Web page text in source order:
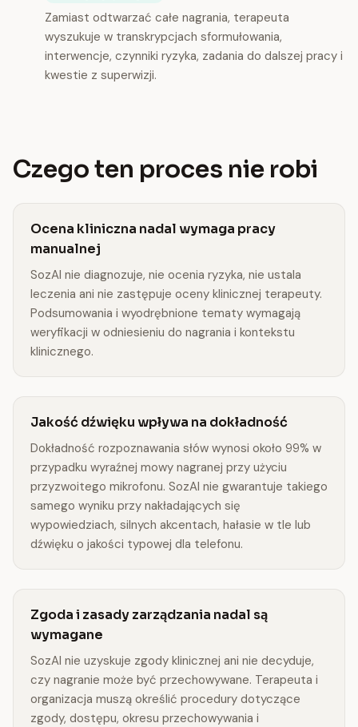
Zamiast odtwarzać całe nagrania, terapeuta
wyszukuje w transkrypcjach sformułowania,
interwencje, czynniki ryzyka, zadania do dalszej pracy i
kwestie z superwizji.
Czego ten proces nie robi
Ocena kliniczna nadal wymaga pracy
manualnej
SozAI nie diagnozuje, nie ocenia ryzyka, nie ustala
leczenia ani nie zastępuje oceny klinicznej terapeuty.
Podsumowania i wyodrębnione tematy wymagają
weryfikacji w odniesieniu do nagrania i kontekstu
klinicznego.
Jakość dźwięku wpływa na dokładność
Dokładność rozpoznawania słów wynosi około 99% w
przypadku wyraźnej mowy nagranej przy użyciu
przyzwoitego mikrofonu. SozAI nie gwarantuje takiego
samego wyniku przy nakładających się
wypowiedziach, silnych akcentach, hałasie w tle lub
dźwięku o jakości typowej dla telefonu.
Zgoda i zasady zarządzania nadal są
wymagane
SozAI nie uzyskuje zgody klinicznej ani nie decyduje,
czy nagranie może być przechowywane. Terapeuta i
organizacja muszą określić procedury dotyczące
zgody, dostępu, okresu przechowywania i